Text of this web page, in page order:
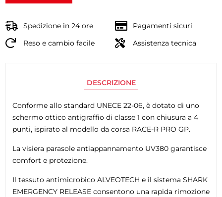
Spedizione in 24 ore
Pagamenti sicuri
Reso e cambio facile
Assistenza tecnica
DESCRIZIONE
Conforme allo standard UNECE 22-06, è dotato di uno
schermo ottico antigraffio di classe 1 con chiusura a 4
punti, ispirato al modello da corsa RACE-R PRO GP.
La visiera parasole antiappannamento UV380 garantisce
comfort e protezione.
Il tessuto antimicrobico ALVEOTECH e il sistema SHARK
EMERGENCY RELEASE consentono una rapida rimozione